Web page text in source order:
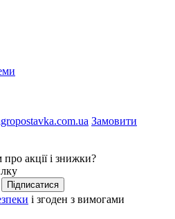
Замовити
акції і знижки?
Підписатися
і згоден з вимогами